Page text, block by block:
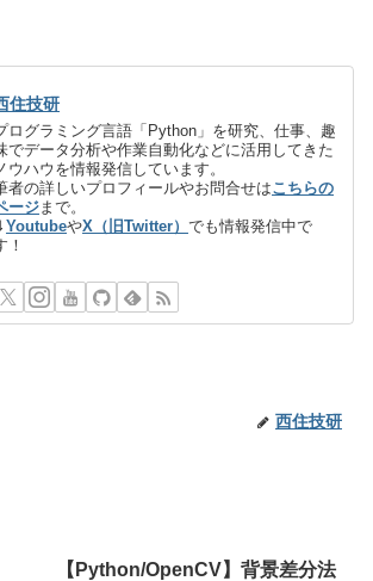
住技研
ログラミング言語「Python」を研究、仕事、趣
でデータ分析や作業自動化などに活用してきた
ウハウを情報発信しています。
者の詳しいプロフィールやお問合せはこちらの
ージ まで。
YoutubeやX（旧Twitter）でも情報発信中で
！
西住技研
【Python/OpenCV】背景差分法